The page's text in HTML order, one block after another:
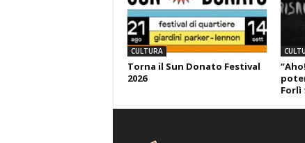
CULTURA
Torna il Sun Donato Festival
2026
Forlì